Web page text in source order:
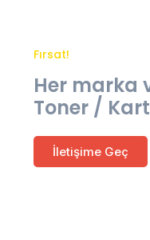
Fırsat!
Her marka
Toner /
İletişime Geç